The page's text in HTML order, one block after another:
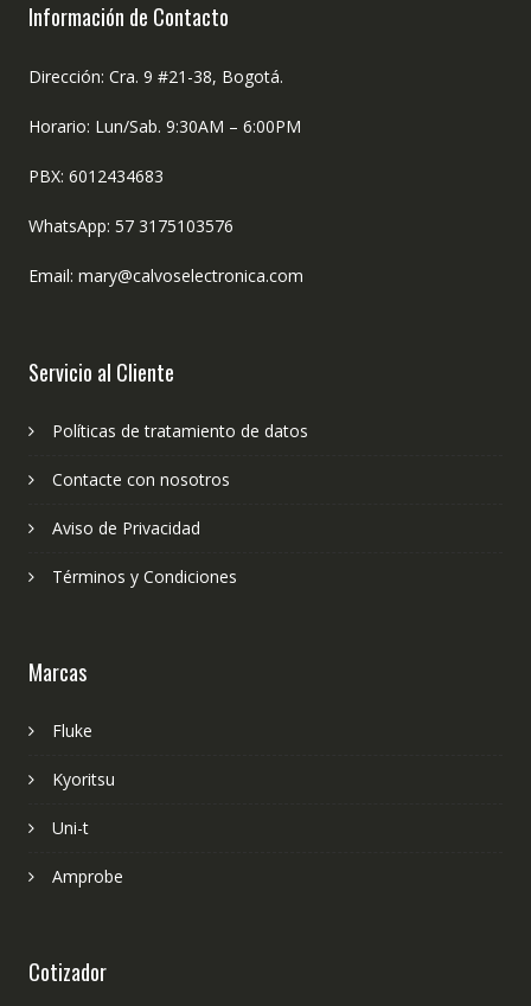
Información de Contacto
Dirección: Cra. 9 #21-38, Bogotá.
Horario: Lun/Sab. 9:30AM – 6:00PM
PBX: 6012434683
WhatsApp: 57 3175103576
Email: mary@calvoselectronica.com
Servicio al Cliente
Políticas de tratamiento de datos
Contacte con nosotros
Aviso de Privacidad
Términos y Condiciones
Marcas
Fluke
Kyoritsu
Uni-t
Amprobe
Cotizador